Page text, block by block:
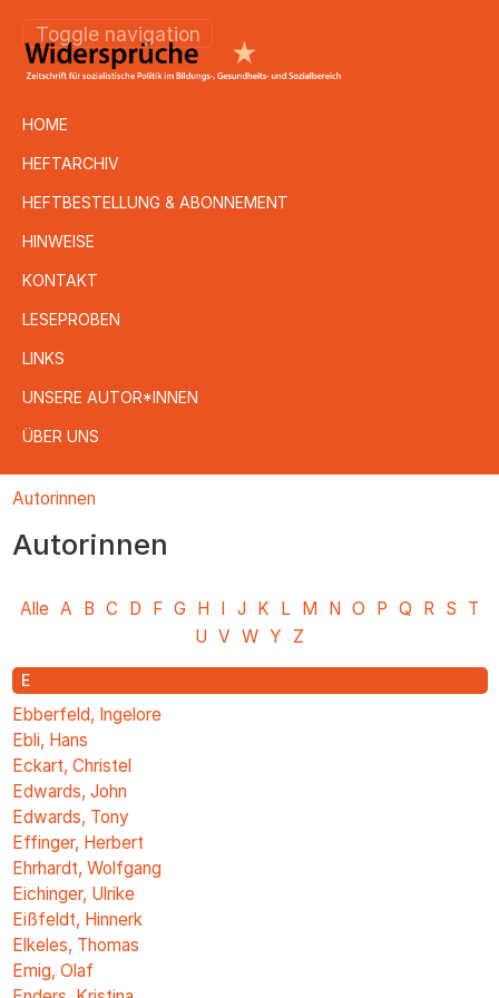
Toggle navigation
HOME
HEFTARCHIV
HEFTBESTELLUNG & ABONNEMENT
HINWEISE
KONTAKT
LESEPROBEN
LINKS
UNSERE AUTOR*INNEN
ÜBER UNS
Direkt
Inhalt
You
are
here
Autorinnen
Autorinnen
Alle A B C D F G H I J K L M N O P Q R S
T
U V W Y Z
E
Ebberfeld, Ingelore
Ebli, Hans
Eckart, Christel
Edwards, John
Edwards, Tony
Effinger, Herbert
Ehrhardt, Wolfgang
Eichinger, Ulrike
Eißfeldt, Hinnerk
Elkeles, Thomas
Emig, Olaf